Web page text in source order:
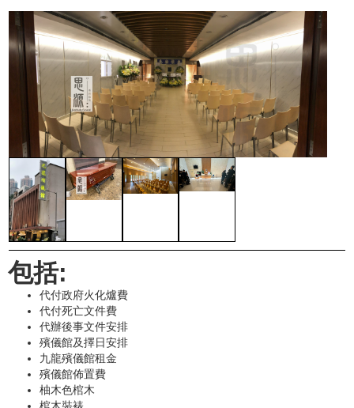
包括:
代付政府火化爐費
代付死亡文件費
代辦後事文件安排
殯儀館及擇日安排
九龍殯儀館租金
殯儀館佈置費
柚木色棺木